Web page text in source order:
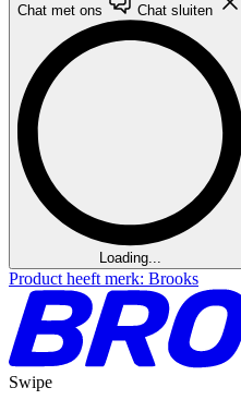
Chat met ons Chat sluiten
Loading...
Product heeft merk: Brooks
Swipe